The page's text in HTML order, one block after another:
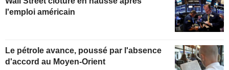
l'emploi américain
Le pétrole avance, poussé par l'absence
d'accord au Moyen-Orient